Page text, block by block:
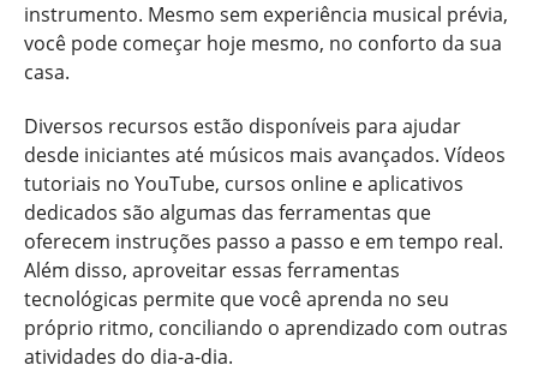
instrumento. Mesmo sem experiência musical prévia,
você pode começar hoje mesmo, no conforto da sua
casa.
Diversos recursos estão disponíveis para ajudar
desde iniciantes até músicos mais avançados. Vídeos
tutoriais no YouTube, cursos online e aplicativos
dedicados são algumas das ferramentas que
oferecem instruções passo a passo e em tempo real.
Além disso, aproveitar essas ferramentas
tecnológicas permite que você aprenda no seu
próprio ritmo, conciliando o aprendizado com outras
atividades do dia-a-dia.